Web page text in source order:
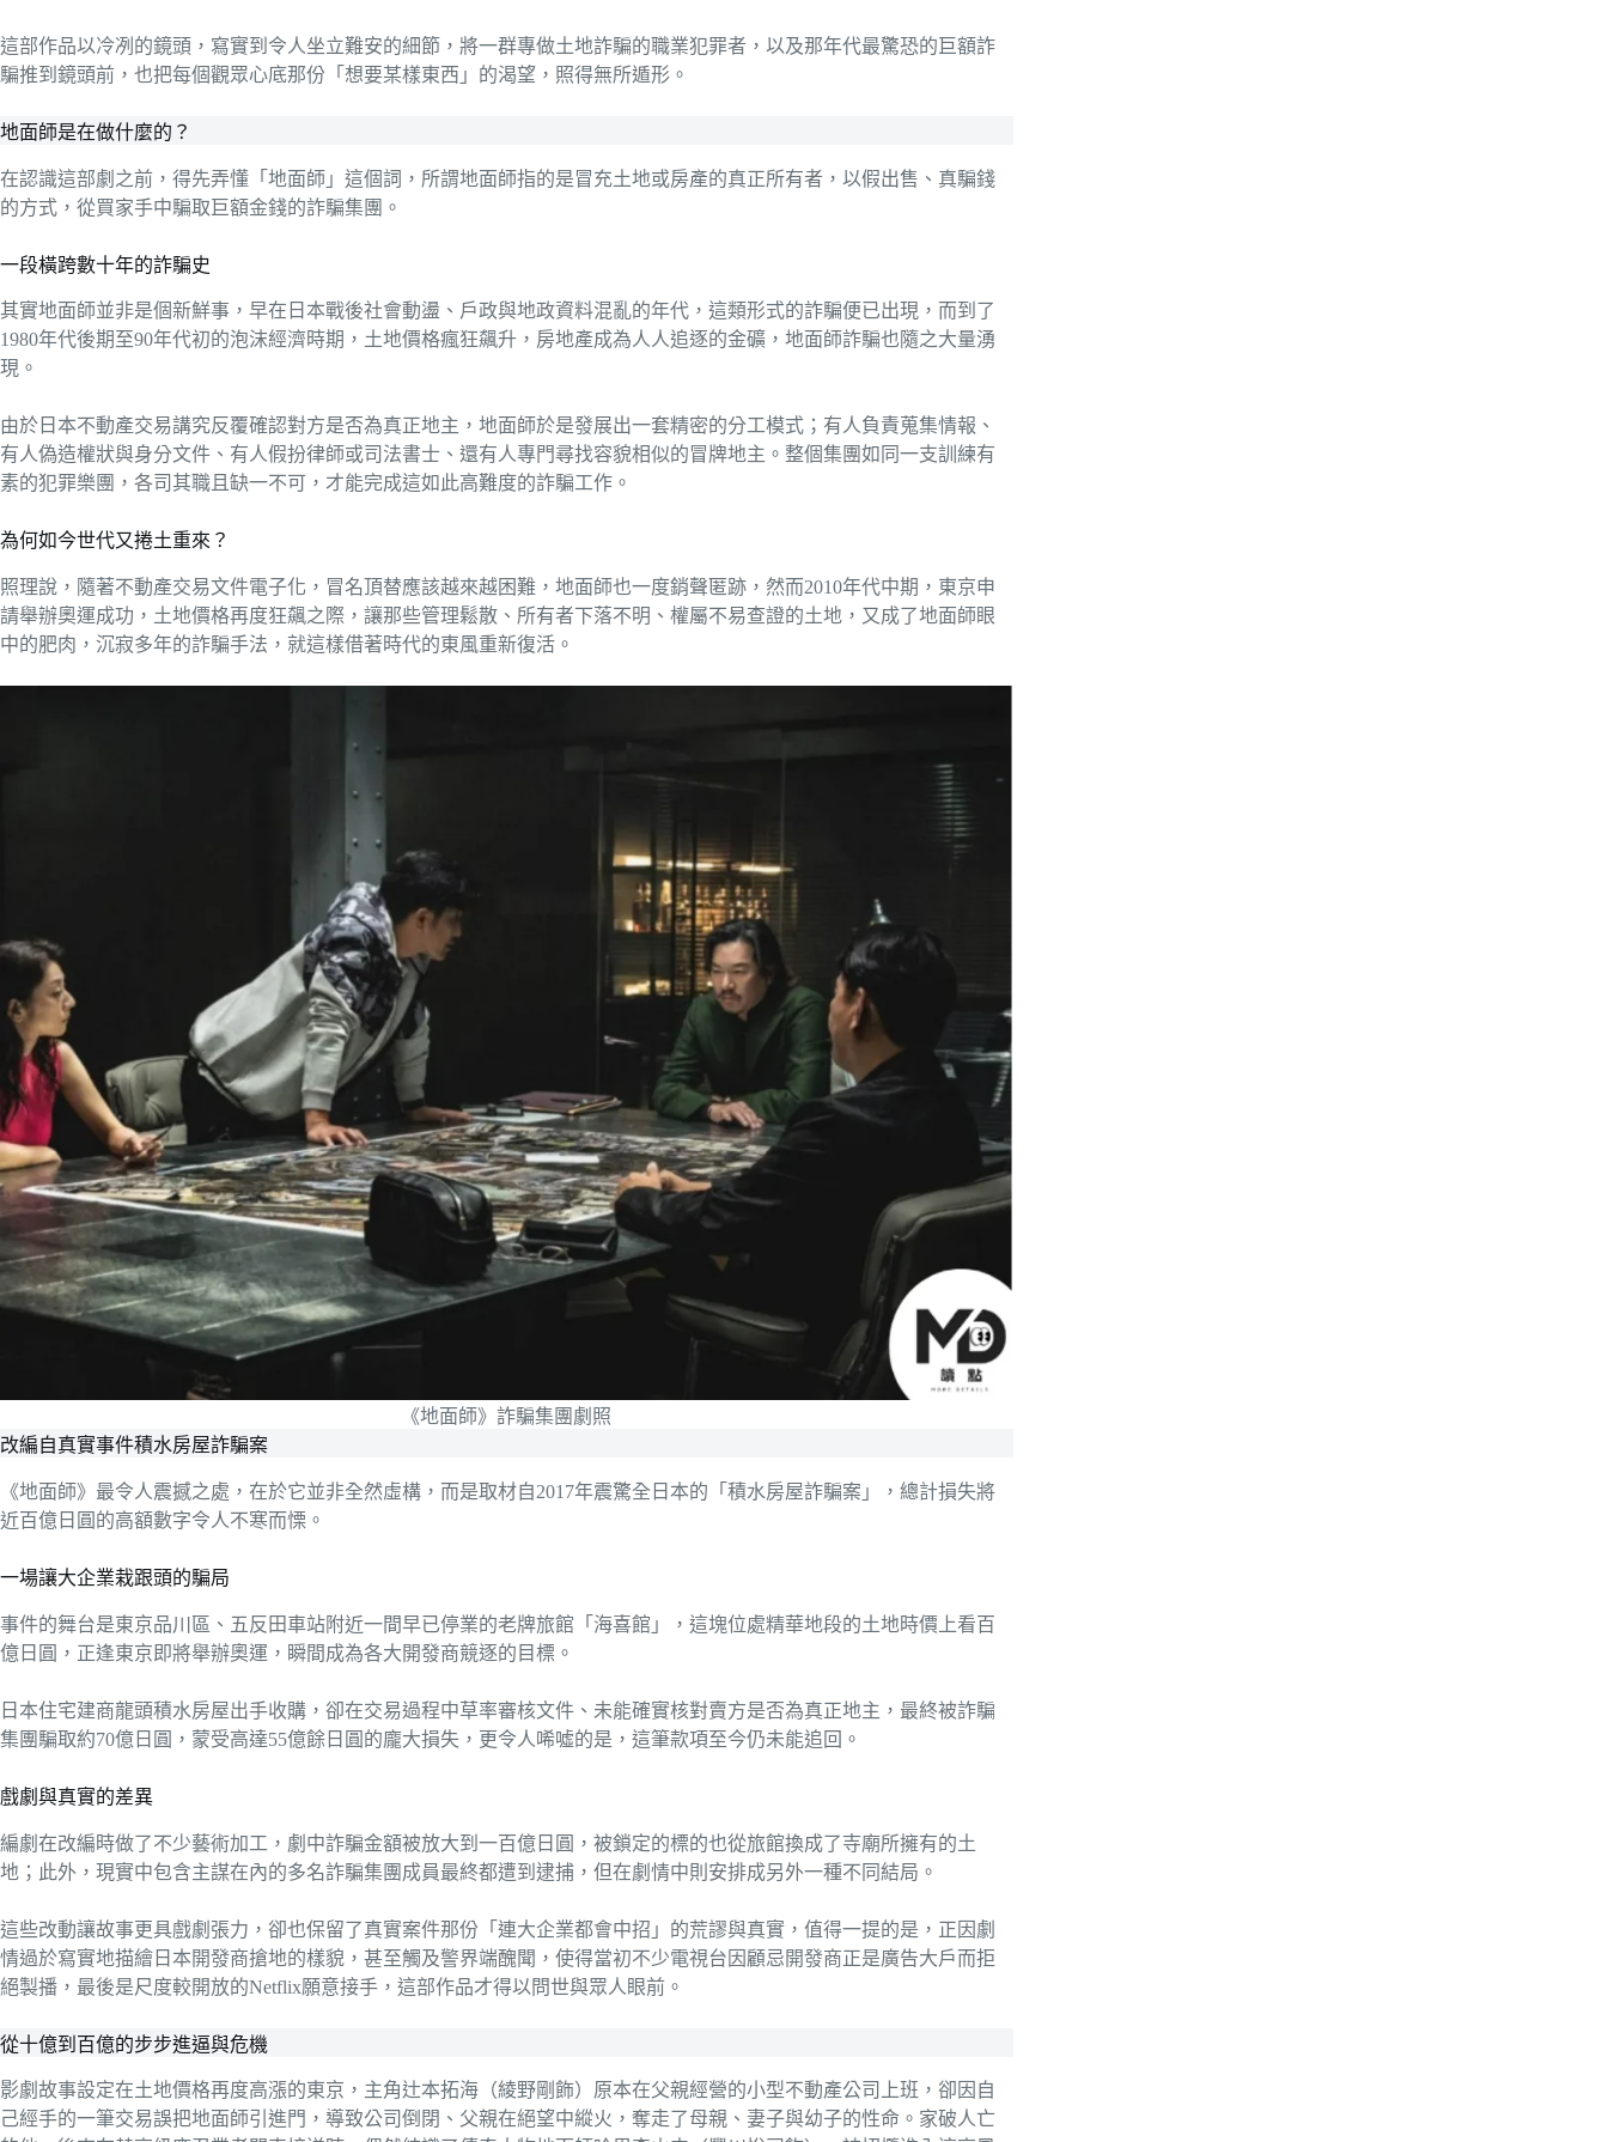
這部作品以冷冽的鏡頭，寫實到令人坐立難安的細節，將一群專做土地詐騙的職業犯罪者，以及那年代最驚恐的巨額詐
騙推到鏡頭前，也把每個觀眾心底那份「想要某樣東西」的渴望，照得無所遁形。
地面師是在做什麼的？
在認識這部劇之前，得先弄懂「地面師」這個詞，所謂地面師指的是冒充土地或房產的真正所有者，以假出售、真騙錢
的方式，從買家手中騙取巨額金錢的詐騙集團。
一段橫跨數十年的詐騙史
其實地面師並非是個新鮮事，早在日本戰後社會動盪、戶政與地政資料混亂的年代，這類形式的詐騙便已出現，而到了
1980年代後期至90年代初的泡沫經濟時期，土地價格瘋狂飆升，房地產成為人人追逐的金礦，地面師詐騙也隨之大量湧
現。
由於日本不動產交易講究反覆確認對方是否為真正地主，地面師於是發展出一套精密的分工模式；有人負責蒐集情報、
有人偽造權狀與身分文件、有人假扮律師或司法書士、還有人專門尋找容貌相似的冒牌地主。整個集團如同一支訓練有
素的犯罪樂團，各司其職且缺一不可，才能完成這如此高難度的詐騙工作。
為何如今世代又捲土重來？
照理說，隨著不動產交易文件電子化，冒名頂替應該越來越困難，地面師也一度銷聲匿跡，然而2010年代中期，東京申
請舉辦奧運成功，土地價格再度狂飆之際，讓那些管理鬆散、所有者下落不明、權屬不易查證的土地，又成了地面師眼
中的肥肉，沉寂多年的詐騙手法，就這樣借著時代的東風重新復活。
《地面師》詐騙集團劇照
改編自真實事件積水房屋詐騙案
《地面師》最令人震撼之處，在於它並非全然虛構，而是取材自2017年震驚全日本的「積水房屋詐騙案」，總計損失將
近百億日圓的高額數字令人不寒而慄。
一場讓大企業栽跟頭的騙局
事件的舞台是東京品川區、五反田車站附近一間早已停業的老牌旅館「海喜館」，這塊位處精華地段的土地時價上看百
億日圓，正逢東京即將舉辦奧運，瞬間成為各大開發商競逐的目標。
日本住宅建商龍頭積水房屋出手收購，卻在交易過程中草率審核文件、未能確實核對賣方是否為真正地主，最終被詐騙
集團騙取約70億日圓，蒙受高達55億餘日圓的龐大損失，更令人唏噓的是，這筆款項至今仍未能追回。
戲劇與真實的差異
編劇在改編時做了不少藝術加工，劇中詐騙金額被放大到一百億日圓，被鎖定的標的也從旅館換成了寺廟所擁有的土
地；此外，現實中包含主謀在內的多名詐騙集團成員最終都遭到逮捕，但在劇情中則安排成另外一種不同結局。
這些改動讓故事更具戲劇張力，卻也保留了真實案件那份「連大企業都會中招」的荒謬與真實，值得一提的是，正因劇
情過於寫實地描繪日本開發商搶地的樣貌，甚至觸及警界端醜聞，使得當初不少電視台因顧忌開發商正是廣告大戶而拒
絕製播，最後是尺度較開放的Netflix願意接手，這部作品才得以問世與眾人眼前。
從十億到百億的步步進逼與危機
影劇故事設定在土地價格再度高漲的東京，主角辻本拓海（綾野剛飾）原本在父親經營的小型不動產公司上班，卻因自
己經手的一筆交易誤把地面師引進門，導致公司倒閉、父親在絕望中縱火，奪走了母親、妻子與幼子的性命。家破人亡